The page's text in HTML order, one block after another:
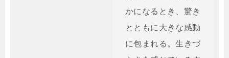
かになるとき、驚き
とともに大きな感動
に包まれる。生きづ